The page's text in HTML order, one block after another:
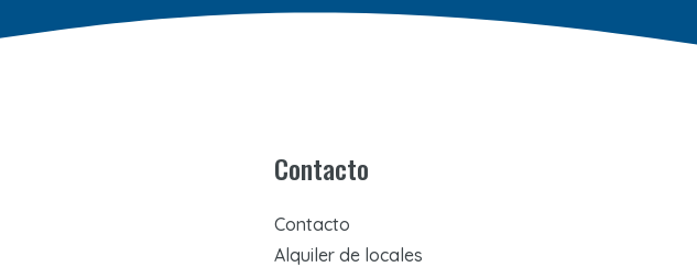
Contacto
Contacto
Alquiler de locales